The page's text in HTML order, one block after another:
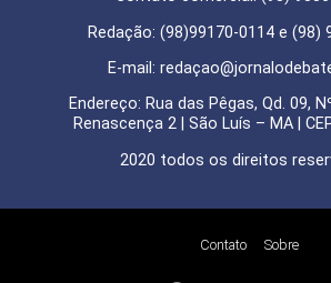
Redação: (98)99170-0114 e (98)
E-mail:
Endereço: Rua das Pêgas, Qd. 09,
Renascença 2 | São Luís – MA |
2020 todos os direitos
Contato Sobre